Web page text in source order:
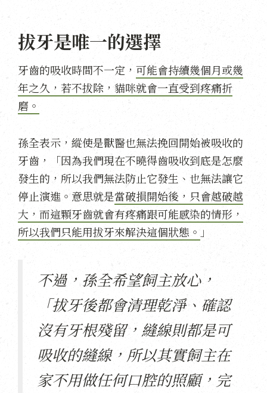
拔牙是唯一的選擇
牙齒的吸收時間不一定， 可能會持續幾個月或幾
年之久，若不拔除，貓咪就會一直受到疼痛折
磨。
孫全表示，縱使是獸醫也無法挽回開始被吸收的
牙齒，「因為我們現在不曉得齒吸收到底是怎麼
發生的，所以我們無法防止它發生、也無法讓它
停止演進。意思就是當破損開始後，只會越破越
大，而這顆牙齒就會有疼痛跟可能感染的情形，
所以我們只能用拔牙來解決這個狀態。 」
不過，孫全希望飼主放心，
「拔牙後都會清理乾淨、確認
沒有牙根殘留，縫線則都是可
吸收的縫線，所以其實飼主在
家不用做任何口腔的照顧，完